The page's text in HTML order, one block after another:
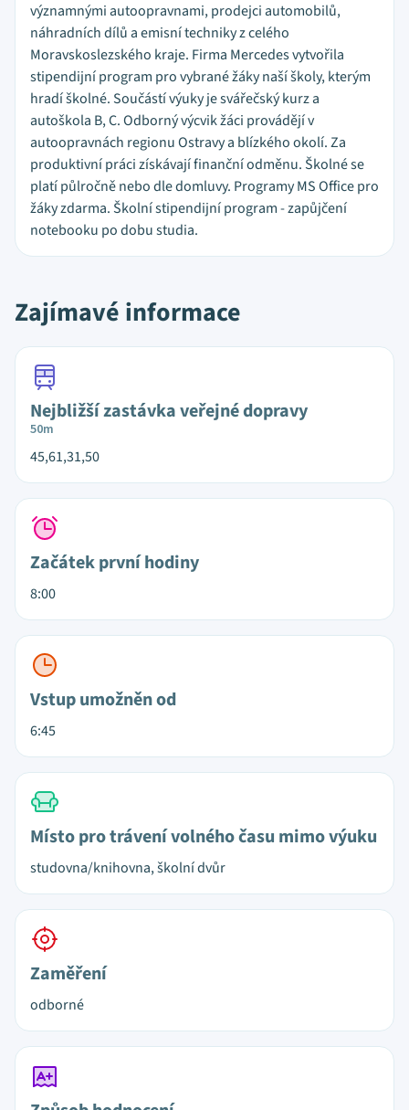
významnými autoopravnami, prodejci automobilů,
náhradních dílů a emisní techniky z celého
Moravskoslezského kraje. Firma Mercedes vytvořila
stipendijní program pro vybrané žáky naší školy, kterým
hradí školné. Součástí výuky je svářečský kurz a
autoškola B, C. Odborný výcvik žáci provádějí v
autoopravnách regionu Ostravy a blízkého okolí. Za
produktivní práci získávají finanční odměnu. Školné se
platí půlročně nebo dle domluvy. Programy MS Office pro
žáky zdarma. Školní stipendijní program - zapůjčení
notebooku po dobu studia.
Zajímavé informace
Nejbližší zastávka veřejné dopravy
50m
45,61,31,50
Začátek první hodiny
8:00
Vstup umožněn od
6:45
Místo pro trávení volného času mimo výuku
studovna/knihovna, školní dvůr
Zaměření
odborné